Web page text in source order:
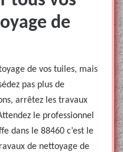
de
de vos tuiles, mais
pas plus de
arrêtez les travaux
le professionnel
dans le 88460 c’est le
de nettoyage de